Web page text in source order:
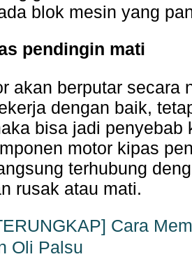
blok mesin yang
pendingin mati
akan berputar secara
dengan baik,
bisa jadi penyebab
motor kipas
terhubung
rusak atau mati.
Cara
Oli Palsu